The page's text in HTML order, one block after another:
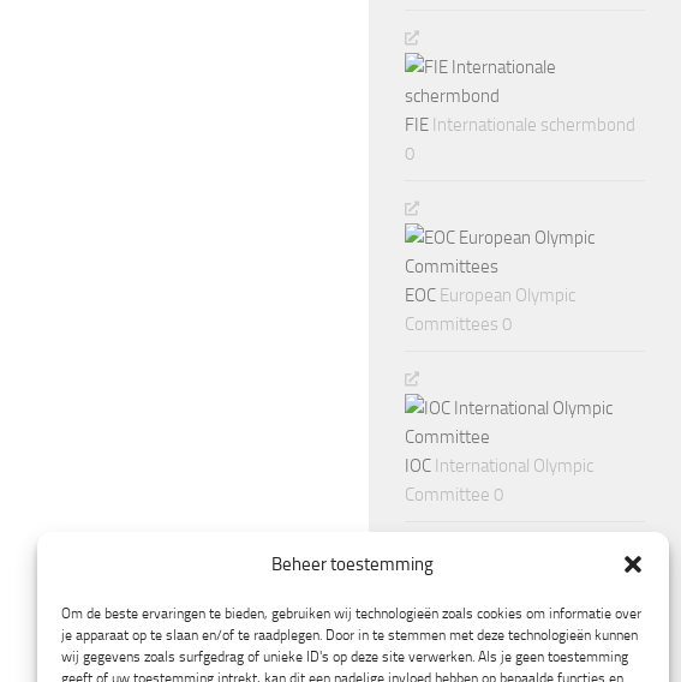
Beheer toestemming
Om de beste ervaringen te bieden, gebruiken wij technologieën zoals cookies om informatie over
je apparaat op te slaan en/of te raadplegen. Door in te stemmen met deze technologieën kunnen
wij gegevens zoals surfgedrag of unieke ID's op deze site verwerken. Als je geen toestemming
geeft of uw toestemming intrekt, kan dit een nadelige invloed hebben op bepaalde functies en
FIE Internationale schermbond
0
EOC European Olympic
Committees 0
IOC International Olympic
Committee 0